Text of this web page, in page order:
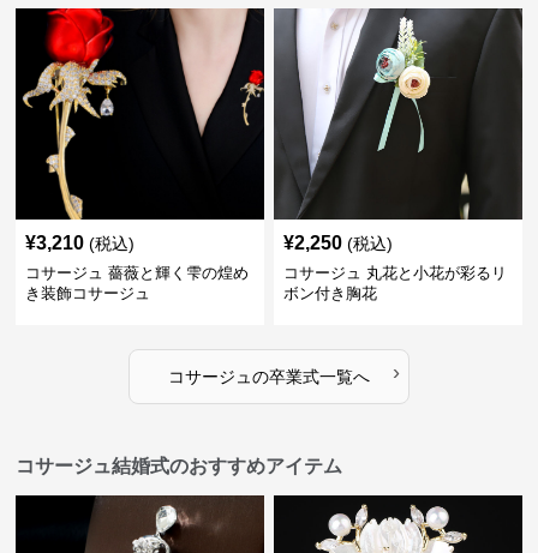
¥3,210 (税込)
コサージュ 薔薇と輝く雫の煌め
き装飾コサージュ
¥2,250 (税込)
コサージュ 丸花と小花が彩るリ
ボン付き胸花
コサージュ の卒業式一覧へ ›
コサージュ結婚式のおすすめアイテム